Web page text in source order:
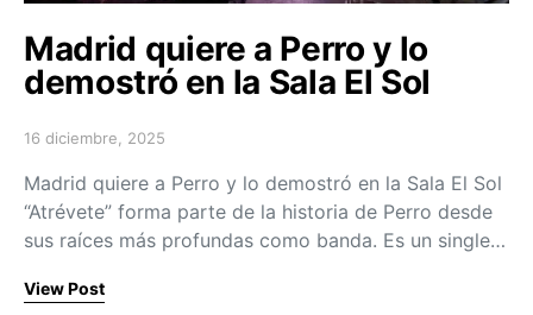
Madrid quiere a Perro y lo
demostró en la Sala El Sol
Posted on
16 diciembre, 2025
Madrid quiere a Perro y lo demostró en la Sala El Sol
“Atrévete” forma parte de la historia de Perro desde
sus raíces más profundas como banda. Es un single…
View Post